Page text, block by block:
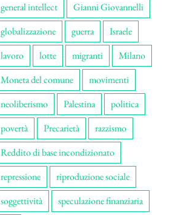
general intellect
Gianni Giovannelli
globalizzazione
guerra
Israele
lavoro
lotte migranti
Milano
Moneta del comune
movimenti
neoliberismo
Palestina
politica
povertà
Precarietà
razzismo
Reddito di base incondizionato
repressione
riproduzione sociale
soggettività
speculazione finanziaria